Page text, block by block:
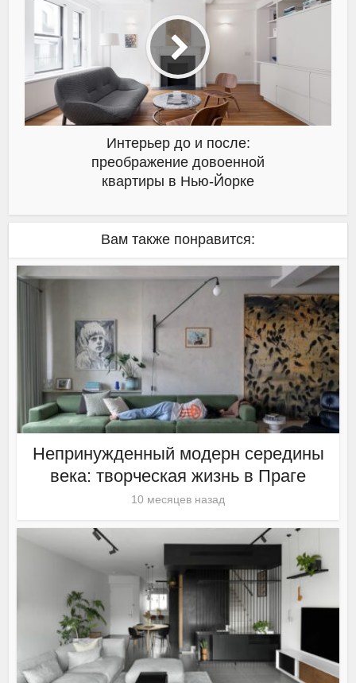
Интерьер до и после:
преображение довоенной
квартиры в Нью-Йорке
Вам также понравится:
Непринужденный модерн середины
века: творческая жизнь в Праге
10 месяцев назад